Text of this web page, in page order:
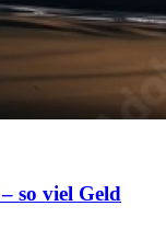
so viel Geld